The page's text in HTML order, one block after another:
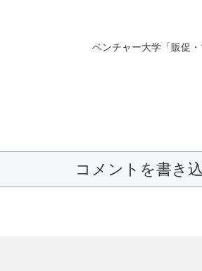
ベンチャー大学「販促
コメントを書き